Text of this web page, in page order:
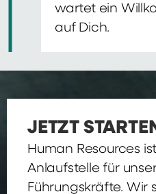
wartet ein
auf Dich.
JETZT
Human Resources
Anlaufstelle für
Führungskräfte. Wir